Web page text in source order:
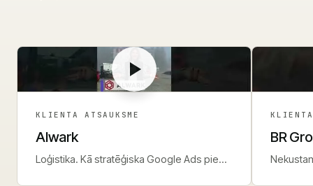
KLIENTA ATSAUKSME
Alwark
Loģistika. Kā stratēģiska Google Ads pieeja
BR